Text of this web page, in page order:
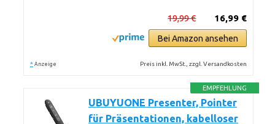
16,99 €
19,99 €
Bei Amazon ansehen
* Anzeige Preis inkl. MwSt., zzgl. Versandkosten
EMPFEHLUNG
UBUYUONE Presenter, Pointer
für Präsentationen, kabelloser